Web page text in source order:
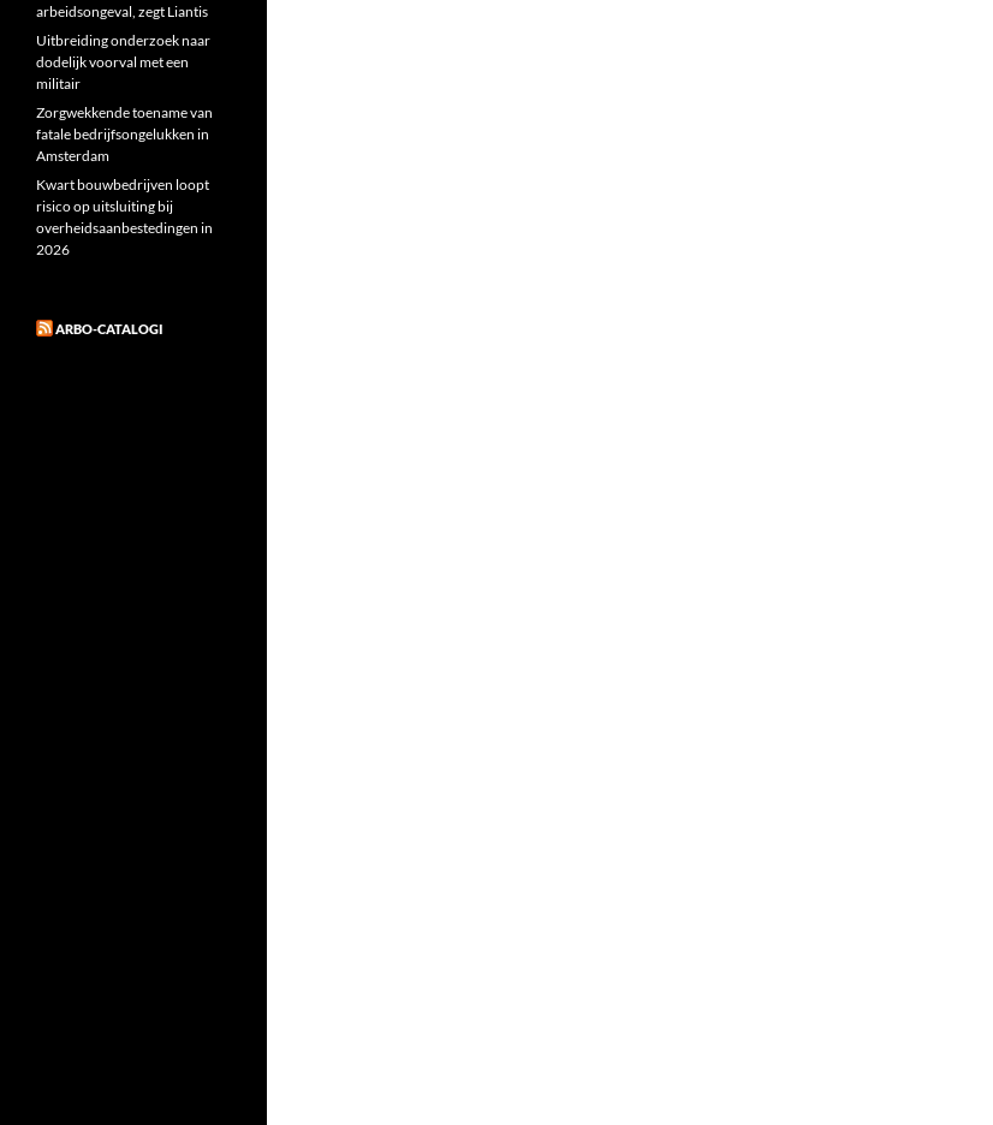
arbeidsongeval, zegt Liantis
Uitbreiding onderzoek naar
dodelijk voorval met een
militair
Zorgwekkende toename van
fatale bedrijfsongelukken in
Amsterdam
Kwart bouwbedrijven loopt
risico op uitsluiting bij
overheidsaanbestedingen in
2026
ARBO-CATALOGI